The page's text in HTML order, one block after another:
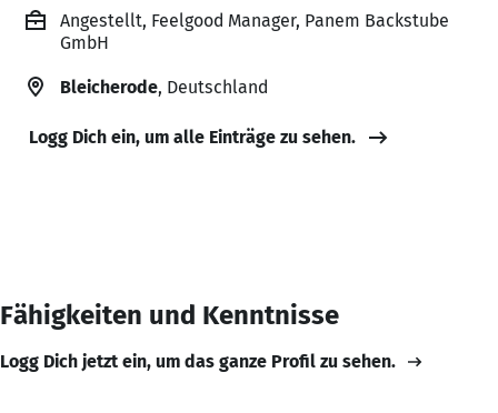
Angestellt, Feelgood Manager, Panem Backstube
GmbH
Bleicherode, Deutschland
Logg Dich ein, um alle Einträge zu sehen.
Fähigkeiten und Kenntnisse
Logg Dich jetzt ein, um das ganze Profil zu sehen.